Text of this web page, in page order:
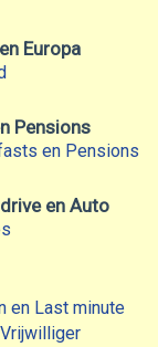
Europa
Pensions
en Pensions
en Auto
en Last minute